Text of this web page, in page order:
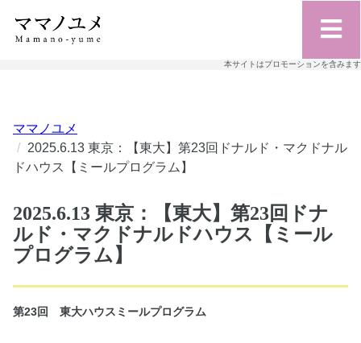
本サイトはプロモーションを含みます
ママノユメ
2025.6.13 東京：【東大】第23回ドナルド・マクドナル
ドハウス【ミールプログラム】
2025.6.13 東京：【東大】第23回ドナ
ルド・マクドナルドハウス【ミール
プログラム】
第23回 東大ハウスミールプログラム